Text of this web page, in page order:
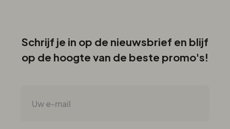
Schrijf je in op de nieuwsbrief en blijf
op de hoogte van de beste promo's!